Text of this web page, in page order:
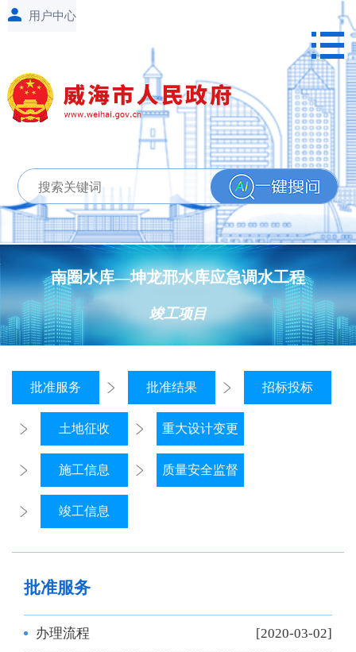
南圈水库—坤龙邢水库应急调水工程
竣工项目
批准服务 批准结果 招标投标
土地征收 重大设计变更
施工信息 质量安全监督
竣工信息
批准服务
办理流程 [2020-03-02]